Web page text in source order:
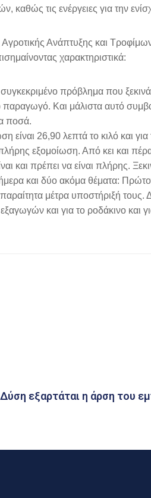
καθώς τις ενέργειες για την
Ανάπτυξης και
χαρακτηριστικά:
συγκεκριμένο πρόβλημα που
Και μάλιστα αυτό
ποσά.
είναι 26,90 λεπτά το κιλό και
εξομοίωση. Από κει και
και πρέπει να είναι πλήρης.
και δύο ακόμα θέματα:
μέτρα υποστήριξή
και για το ροδάκινο
εξαρτάται η άρση του